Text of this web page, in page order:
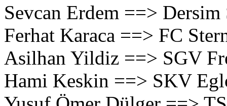
Sevcan Erdem ==>
Ferhat Karaca ==> FC
Asilhan Yildiz ==> SGV
Hami Keskin ==> SKV